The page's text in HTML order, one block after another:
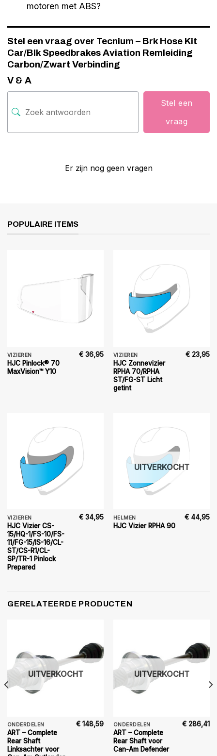
motoren met ABS?
Stel een vraag over Tecnium – Brk Hose Kit
Car/Blk Speedbrakes Aviation Remleiding
Carbon/Zwart Verbinding
V & A
Stel een
vraag
Er zijn nog geen vragen
POPULAIRE ITEMS
VIZIEREN
HJC Pinlock® 70
MaxVision™ Y10
€ 36,95 VIZIEREN
HJC Zonnevizier
RPHA 70/RPHA
ST/FG-ST Licht
getint
€ 23,95
VIZIEREN
HJC Vizier CS-
15/HQ-1/FS-10/FS-
11/FG-15/IS-16/CL-
ST/CS-R1/CL-
SP/TR-1 Pinlock
Prepared
€ 34,95
UITVERKOCHT
HELMEN
HJC Vizier RPHA 90
€ 44,95
GERELATEERDE PRODUCTEN
UITVERKOCHT
ONDERDELEN
ART – Complete
Rear Shaft
Linksachter voor
€ 148,59
UITVERKOCHT
ONDERDELEN
ART – Complete
Rear Shaft voor
Can-Am Defender
€ 286,41